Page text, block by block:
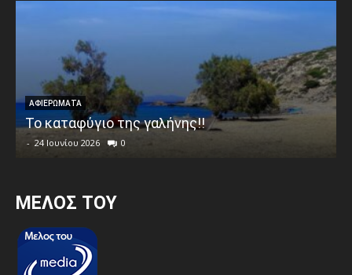
ΑΦΙΕΡΩΜΑΤΑ
Το καταφύγιο της γαλήνης!!
- 24 Ιουνίου 2026 0
MEΛΟΣ ΤΟΥ